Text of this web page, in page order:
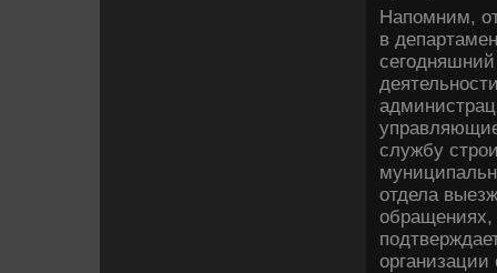
Напомним,
в
службу
отдела
обращениях,
организации